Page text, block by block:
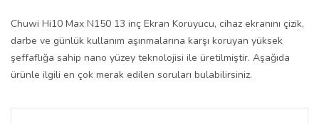
Chuwi Hi10 Max N150 13 inç Ekran Koruyucu, cihaz ekranını çizik,
darbe ve günlük kullanım aşınmalarına karşı koruyan yüksek
şeffaflığa sahip nano yüzey teknolojisi ile üretilmiştir. Aşağıda
ürünle ilgili en çok merak edilen soruları bulabilirsiniz.